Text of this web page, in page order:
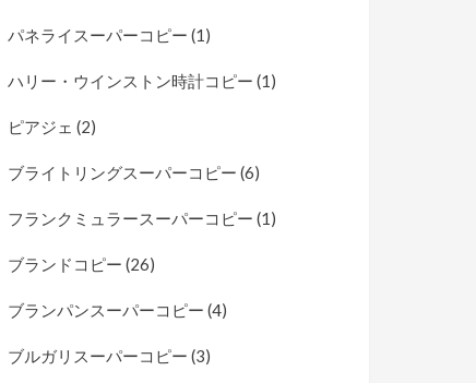
パネライスーパーコピー (1)
ハリー・ウインストン時計コピー (1)
ピアジェ (2)
ブライトリングスーパーコピー (6)
フランクミュラースーパーコピー (1)
ブランドコピー (26)
ブランパンスーパーコピー (4)
ブルガリスーパーコピー (3)